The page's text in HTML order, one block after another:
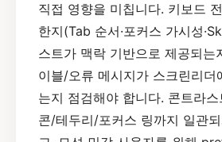
직접 영향을 미칩니다. 키보드
한지(Tab 순서·포커스 가시성
스트가 맥락 기반으로 제공되는
이블/오류 메시지가 스크린리더
는지 점검해야 합니다. 콘트라
콘/테두리/포커스 링까지 일관